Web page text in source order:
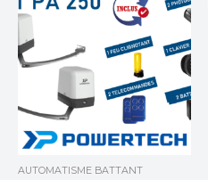
AUTOMATISME BATTANT